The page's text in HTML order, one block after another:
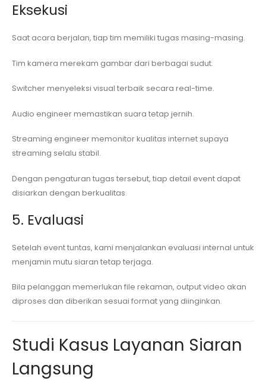
Eksekusi
Saat acara berjalan, tiap tim memiliki tugas masing-masing.
Tim kamera merekam gambar dari berbagai sudut.
Switcher menyeleksi visual terbaik secara real-time.
Audio engineer memastikan suara tetap jernih.
Streaming engineer memonitor kualitas internet supaya
streaming selalu stabil.
Dengan pengaturan tugas tersebut, tiap detail event dapat
disiarkan dengan berkualitas.
5. Evaluasi
Setelah event tuntas, kami menjalankan evaluasi internal untuk
menjamin mutu siaran tetap terjaga.
Bila pelanggan memerlukan file rekaman, output video akan
diproses dan diberikan sesuai format yang diinginkan.
Studi Kasus Layanan Siaran
Langsung